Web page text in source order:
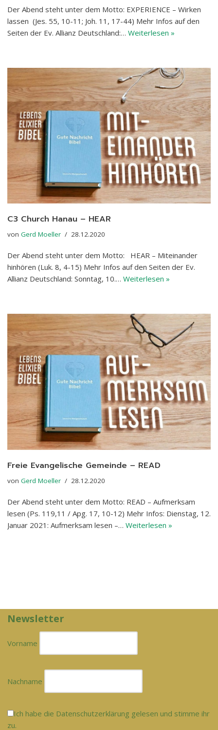
Der Abend steht unter dem Motto: EXPERIENCE – Wirken
lassen (Jes. 55, 10-11; Joh. 11, 17-44) Mehr Infos auf den
Seiten der Ev. Allianz Deutschland:… Weiterlesen »
C3 Church Hanau – HEAR
von Gerd Moeller 28.12.2020
Der Abend steht unter dem Motto: HEAR – Miteinander
hinhören (Luk. 8, 4-15) Mehr Infos auf den Seiten der Ev.
Allianz Deutschland: Sonntag, 10.… Weiterlesen »
Freie Evangelische Gemeinde – READ
von Gerd Moeller 28.12.2020
Der Abend steht unter dem Motto: READ – Aufmerksam
lesen (Ps. 119,11 / Apg. 17, 10-12) Mehr Infos: Dienstag, 12.
Januar 2021: Aufmerksam lesen –… Weiterlesen »
Newsletter
Vorname
Nachname
Ich habe die Datenschutzerklärung gelesen und stimme ihr
zu.